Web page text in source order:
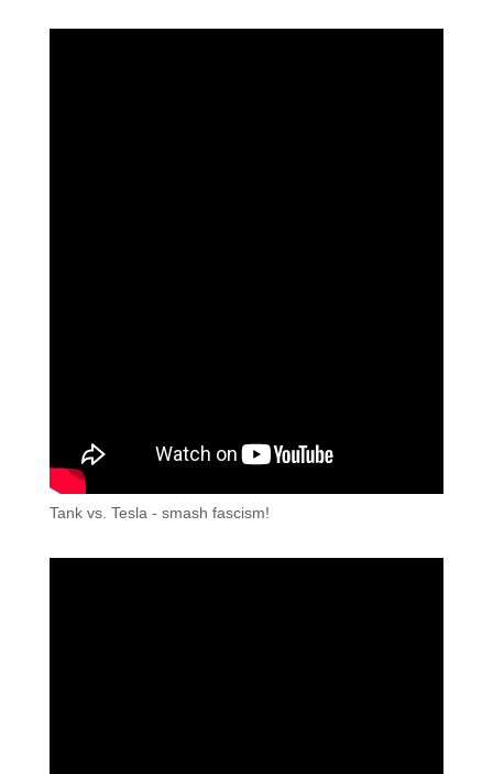
Tank vs. Tesla - smash fascism!